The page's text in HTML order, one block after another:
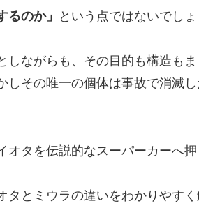
るのか」
という点ではないでしょ
しながらも、その目的も構造も
しその唯一の個体は事故で消滅
オタを伝説的なスーパーカーへ押
タとミウラの違いをわかりやす